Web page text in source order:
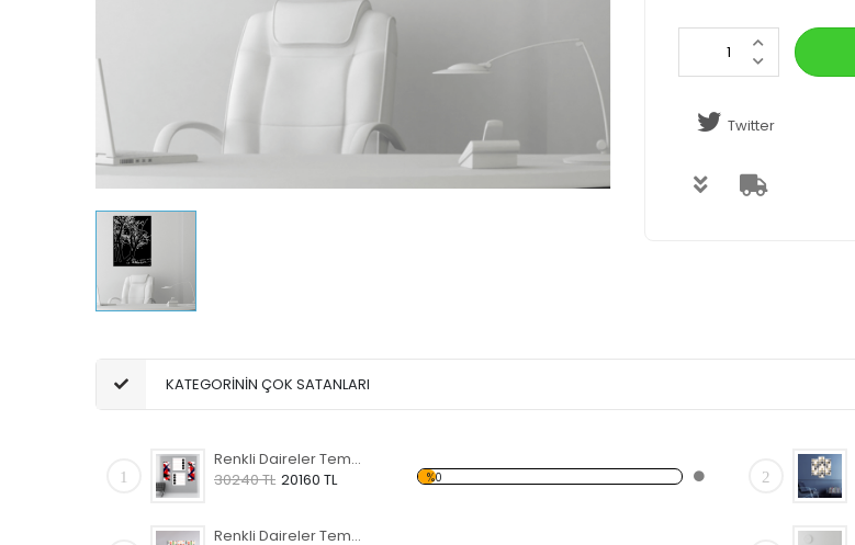
Twitter
KATEGORİNİN ÇOK SATANLARI
1
Renkli Daireler Temalı 3 Kanvas Tablo
30240 TL 20160 TL %0 2
Renkli Daireler Temalı Kanvas Tablo